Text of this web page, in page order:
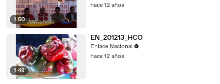
1:50
hace 12 años
1:48
EN_201213_HCO
Enlace Nacional
hace 12 años